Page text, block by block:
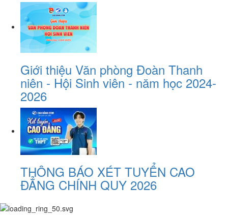
Giới thiệu Văn phòng Đoàn Thanh
niên - Hội Sinh viên - năm học 2024-
2026
THÔNG BÁO XÉT TUYỂN CAO
ĐẲNG CHÍNH QUY 2026